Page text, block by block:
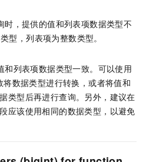
时，提供的值和列表项数据类型不
类型，列表项为整数类型。
和列表项数据类型一致。可以使用
将数据类型进行转换，或者将值和
类型后再进行查询。另外，建议在
应该使用相同的数据类型，以避免